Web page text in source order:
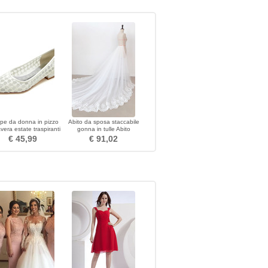
da donna in pizzo
estate traspiranti
da sposa comode
€ 45,99
Abito da sposa staccabile
gonna in tulle Abito
staccabile in pizzo con coda
lunga in garza
€ 91,02